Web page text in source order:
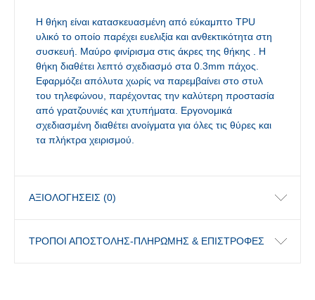
Η θήκη είναι κατασκευασμένη από εύκαμπτο TPU
υλικό το οποίο παρέχει ευελιξία και ανθεκτικότητα στη
συσκευή. Μαύρο φινίρισμα στις άκρες της θήκης . Η
θήκη διαθέτει λεπτό σχεδιασμό στα 0.3mm πάχος.
Εφαρμόζει απόλυτα χωρίς να παρεμβαίνει στο στυλ
του τηλεφώνου, παρέχοντας την καλύτερη προστασία
από γρατζουνιές και χτυπήματα. Εργονομικά
σχεδιασμένη διαθέτει ανοίγματα για όλες τις θύρες και
τα πλήκτρα χειρισμού.
ΑΞΙΟΛΟΓΉΣΕΙΣ (0)
ΤΡΟΠΟΙ ΑΠΟΣΤΟΛΗΣ-ΠΛΗΡΩΜΗΣ & ΕΠΙΣΤΡΟΦΕΣ